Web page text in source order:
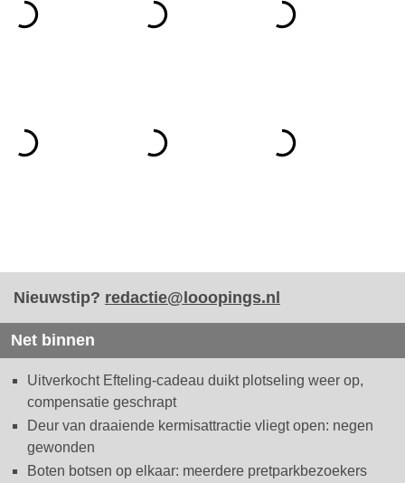
Nieuwstip? redactie@looopings.nl
Net binnen
Uitverkocht Efteling-cadeau duikt plotseling weer op,
compensatie geschrapt
Deur van draaiende kermisattractie vliegt open: negen
gewonden
Boten botsen op elkaar: meerdere pretparkbezoekers